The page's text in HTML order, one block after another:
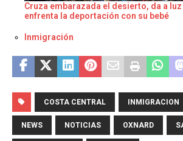
Cruza embarazada el desierto, da a luz
enfrenta la deportación con su bebé
Respecto a
Inmigración
COSTA CENTRAL INMIGRACION
NEWS NOTICIAS OXNARD